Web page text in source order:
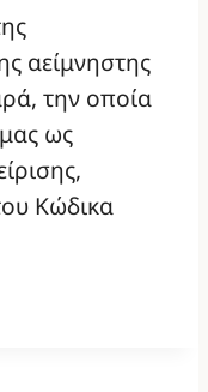
αείμνηστης
την οποία
ως
Κώδικα